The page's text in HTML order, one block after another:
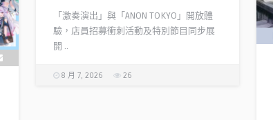
「激奏演出」與「ANON TOKYO」開放體
驗，店員招募衝刺活動及特別節目同步展
開 ..
8 月 7, 2026 26